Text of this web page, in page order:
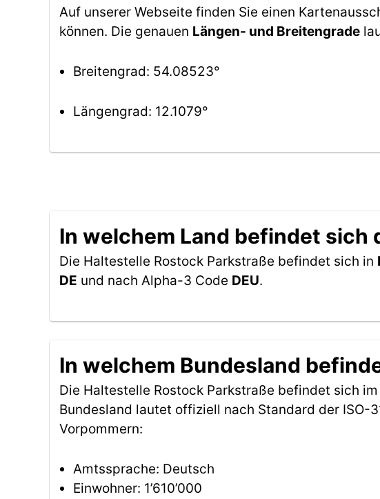
Auf unserer Webseite finden Sie einen
können. Die genauen Längen- und Breitengrade
Breitengrad: 54.08523°
Längengrad: 12.1079°
In welchem Land befindet sich
Die Haltestelle Rostock Parkstraße befindet sich in
DE und nach Alpha-3 Code DEU.
In welchem Bundesland
Die Haltestelle Rostock Parkstraße befindet sich
Bundesland lautet offiziell nach Standard der ISO-
Vorpommern:
Amtssprache: Deutsch
Einwohner: 1’610’000